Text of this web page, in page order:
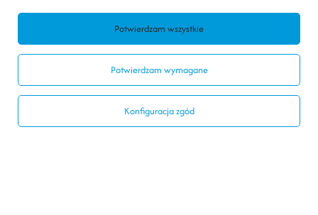
Chcę zwrócić produkt
Kontakt
Potwierdzam wymagane
Konfiguracja zgód
Potwierdzam wszystkie